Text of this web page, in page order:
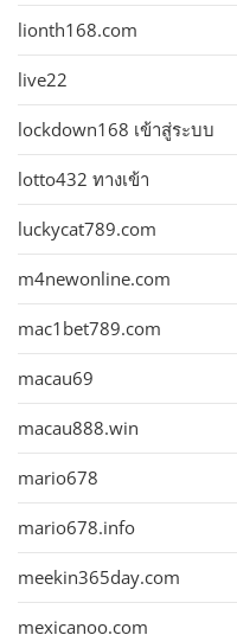
lionth168.com
live22
lockdown168 เข้าสู่ระบบ
lotto432 ทางเข้า
luckycat789.com
m4newonline.com
mac1bet789.com
macau69
macau888.win
mario678
mario678.info
meekin365day.com
mexicanoo.com